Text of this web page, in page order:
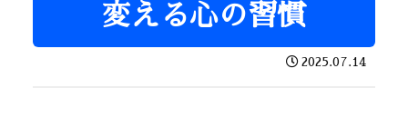
変える心の習慣
2025.07.14